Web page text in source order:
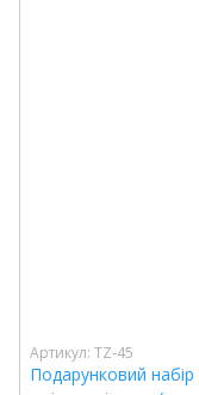
Артикул: TZ-45
Подарунковий